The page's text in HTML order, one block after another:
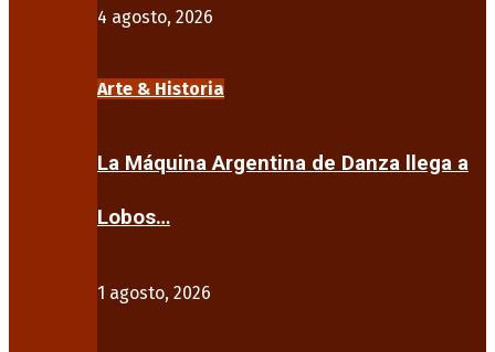
4 agosto, 2026
Arte & Historia
La Máquina Argentina de Danza llega a
Lobos…
1 agosto, 2026